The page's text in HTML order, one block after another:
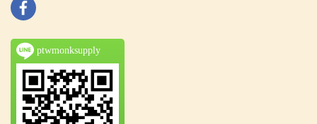
ptwmonksupply